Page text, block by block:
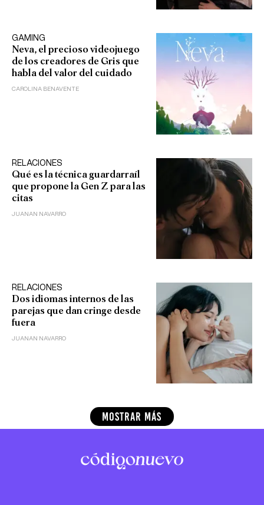
GAMING
Neva, el precioso videojuego
de los creadores de Gris que
habla del valor del cuidado
CAROLINA BENAVENTE
RELACIONES
Qué es la técnica guardarraíl
que propone la Gen Z para las
citas
JUANAN NAVARRO
RELACIONES
Dos idiomas internos de las
parejas que dan cringe desde
fuera
JUANAN NAVARRO
MOSTRAR MÁS